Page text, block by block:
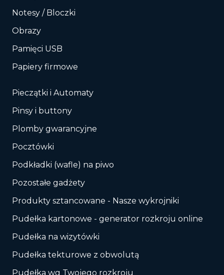
Notesy / Bloczki
Obrazy
Pamięci USB
Papiery firmowe
Pieczątki i Automaty
Pinsy i buttony
Plomby gwarancyjne
Pocztówki
Podkładki (wafle) na piwo
Pozostałe gadżety
Produkty sztancowane - Nasze wykrojniki
Pudełka kartonowe - generator rozkroju online
Pudełka na wizytówki
Pudełka tekturowe z obwolutą
Pudełka wg Twojego rozkroju